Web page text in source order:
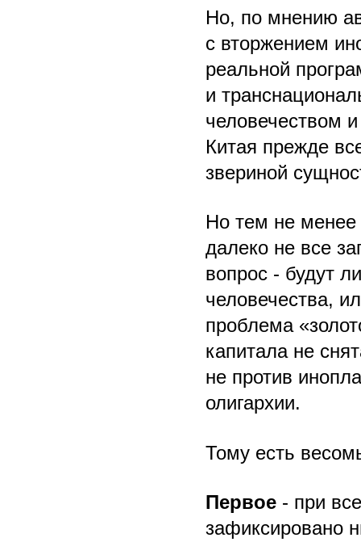
Но, по мнению
с вторжением
реальной
и
человечеством
Китая прежде
звериной
Но тем не менее
далеко не все
вопрос - будут
человечества,
проблема
капитала не
не против
олигархии.
Тому есть
Первое - при
зафиксировано